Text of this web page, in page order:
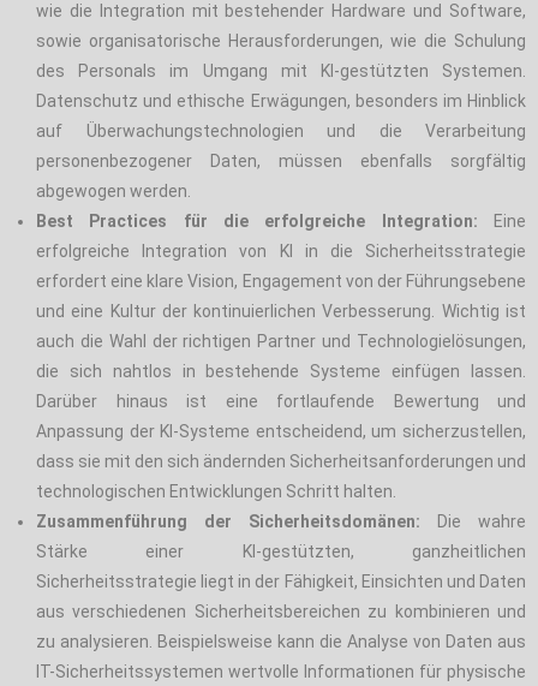
wie die Integration mit bestehender Hardware und Software,
sowie organisatorische Herausforderungen, wie die Schulung
des Personals im Umgang mit KI-gestützten Systemen.
Datenschutz und ethische Erwägungen, besonders im Hinblick
auf Überwachungstechnologien und die Verarbeitung
personenbezogener Daten, müssen ebenfalls sorgfältig
abgewogen werden.
Best Practices für die erfolgreiche Integration: Eine
erfolgreiche Integration von KI in die Sicherheitsstrategie
erfordert eine klare Vision, Engagement von der Führungsebene
und eine Kultur der kontinuierlichen Verbesserung. Wichtig ist
auch die Wahl der richtigen Partner und Technologielösungen,
die sich nahtlos in bestehende Systeme einfügen lassen.
Darüber hinaus ist eine fortlaufende Bewertung und
Anpassung der KI-Systeme entscheidend, um sicherzustellen,
dass sie mit den sich ändernden Sicherheitsanforderungen und
technologischen Entwicklungen Schritt halten.
Zusammenführung der Sicherheitsdomänen: Die wahre
Stärke einer KI-gestützten, ganzheitlichen
Sicherheitsstrategie liegt in der Fähigkeit, Einsichten und Daten
aus verschiedenen Sicherheitsbereichen zu kombinieren und
zu analysieren. Beispielsweise kann die Analyse von Daten aus
IT-Sicherheitssystemen wertvolle Informationen für physische